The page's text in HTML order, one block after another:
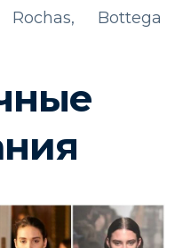
Rochas, Bottega